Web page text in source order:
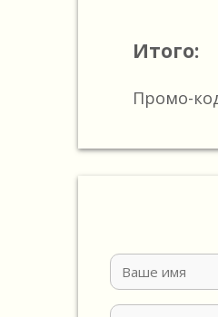
Итого:
Промо-